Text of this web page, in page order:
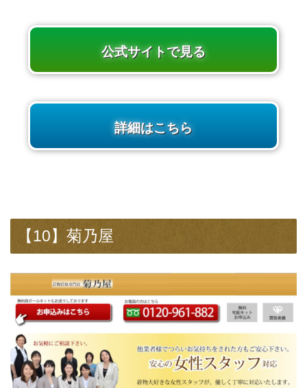
公式サイトで見る
詳細はこちら
【10】菊乃屋